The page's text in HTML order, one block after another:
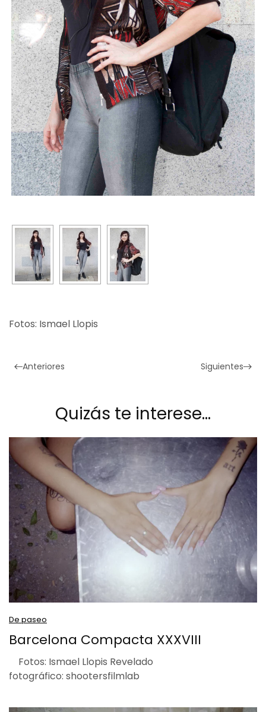
Fotos: Ismael Llopis
Anteriores Siguientes
Quizás te interese…
De paseo
Barcelona Compacta XXXVIII
Fotos: Ismael Llopis Revelado
fotográfico: shootersfilmlab